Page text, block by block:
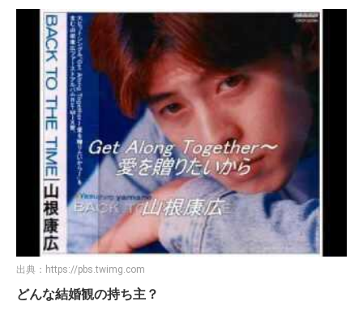
出典： https://pbs.twimg.com
どんな結婚観の持ち主？